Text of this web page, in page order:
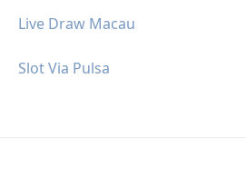
Live Draw Macau
Slot Via Pulsa